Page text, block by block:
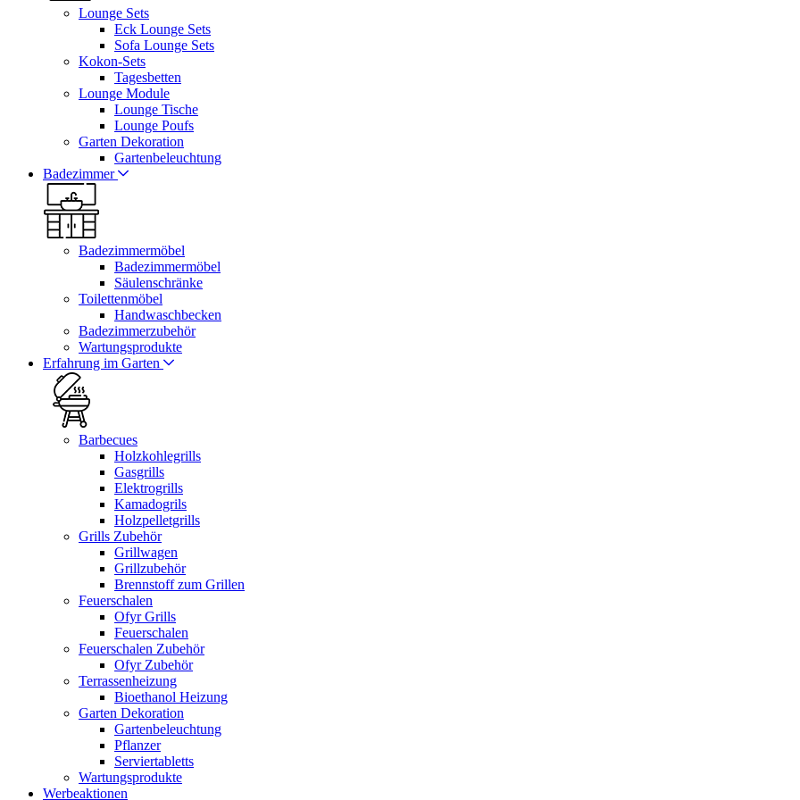
Lounge Sets
Eck Lounge Sets
Sofa Lounge Sets
Kokon-Sets
Tagesbetten
Lounge Module
Lounge Tische
Lounge Poufs
Garten Dekoration
Gartenbeleuchtung
Badezimmer
Badezimmermöbel
Badezimmermöbel
Säulenschränke
Toilettenmöbel
Handwaschbecken
Badezimmerzubehör
Wartungsprodukte
Erfahrung im Garten
Barbecues
Holzkohlegrills
Gasgrills
Elektrogrills
Kamadogrils
Holzpelletgrills
Grills Zubehör
Grillwagen
Grillzubehör
Brennstoff zum Grillen
Feuerschalen
Ofyr Grills
Feuerschalen
Feuerschalen Zubehör
Ofyr Zubehör
Terrassenheizung
Bioethanol Heizung
Garten Dekoration
Gartenbeleuchtung
Pflanzer
Serviertabletts
Wartungsprodukte
Werbeaktionen